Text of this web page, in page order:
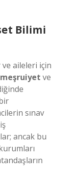
Bilimi
aileleri için
meşruiyet ve
sınav
ancak bu